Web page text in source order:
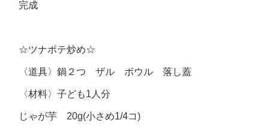
完成
☆ツナポテ炒め☆
〈道具〉鍋２つ ザル ボウル 落し蓋
〈材料〉子ども1人分
じゃが芋 20g(小さめ1/4コ)